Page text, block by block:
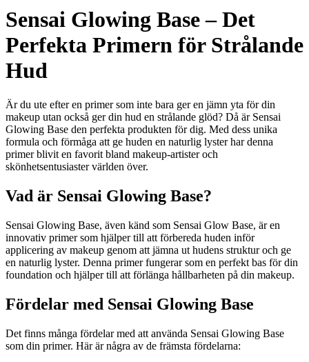
Sensai Glowing Base – Det
Perfekta Primern för Strålande
Hud
Är du ute efter en primer som inte bara ger en jämn yta för din
makeup utan också ger din hud en strålande glöd? Då är Sensai
Glowing Base den perfekta produkten för dig. Med dess unika
formula och förmåga att ge huden en naturlig lyster har denna
primer blivit en favorit bland makeup-artister och
skönhetsentusiaster världen över.
Vad är Sensai Glowing Base?
Sensai Glowing Base, även känd som Sensai Glow Base, är en
innovativ primer som hjälper till att förbereda huden inför
applicering av makeup genom att jämna ut hudens struktur och ge
en naturlig lyster. Denna primer fungerar som en perfekt bas för din
foundation och hjälper till att förlänga hållbarheten på din makeup.
Fördelar med Sensai Glowing Base
Det finns många fördelar med att använda Sensai Glowing Base
som din primer. Här är några av de främsta fördelarna: